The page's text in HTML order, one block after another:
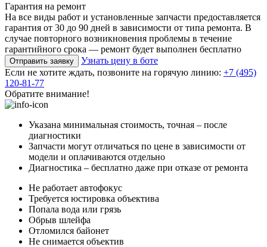
Гарантия на ремонт
На все виды работ и установленные запчасти предоставляется
гарантия от 30 до 90 дней в зависимости от типа ремонта. В
случае повторного возникновения проблемы в течение
гарантийного срока — ремонт будет выполнен бесплатно
Отправить заявку
Узнать цену в боте
Если не хотите ждать, позвоните на горячую линию: +7 (495)
120-81-77
Обратите внимание!
Указана минимальная стоимость, точная – после
диагностики
Запчасти могут отличаться по цене в зависимости от
модели и оплачиваются отдельно
Диагностика – бесплатно даже при отказе от ремонта
Не работает автофокус
Требуется юстировка объектива
Попала вода или грязь
Обрыв шлейфа
Отломился байонет
Не снимается объектив